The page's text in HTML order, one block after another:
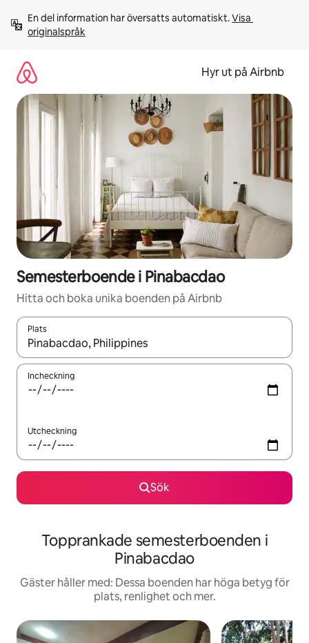
innehåll
En del information har översatts automatiskt. Visa
originalspråk
Hyr ut på Airbnb
Semesterboende i Pinabacdao
Hitta och boka unika boenden på Airbnb
Plats
När resultaten är tillgängliga kan du navigera med upp- och
Incheckning
Utcheckning
Sök
Topprankade semesterboenden i
Pinabacdao
Gäster håller med: Dessa boenden har höga betyg för
plats, renlighet och mer.